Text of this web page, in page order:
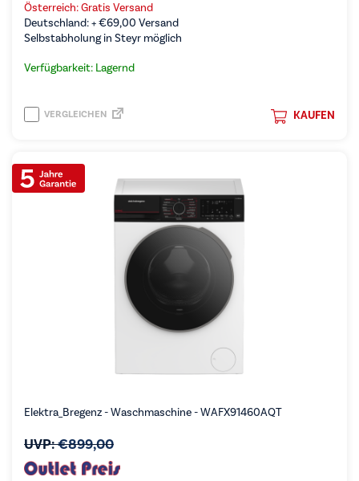
Österreich: Gratis Versand
Deutschland: +€69,00 Versand
Selbstabholung in Steyr möglich
Verfügbarkeit: Lagernd
KAUFEN
VERGLEICHEN
Elektra_Bregenz - Waschmaschine - WAFX91460AQT
UVP:€899,00